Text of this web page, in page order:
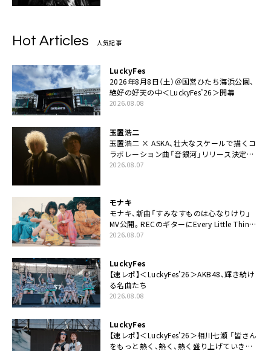
Hot Articles 人気記事
LuckyFes
2026年8月8日（土）＠国営ひたち海浜公園、
絶好の好天の中＜LuckyFes’26＞開幕
2026.08.08
玉置浩二
玉置浩二 × ASKA、壮大なスケールで描くコ
ラボレーション曲「音銀河」リリース決定。
カップリングには新曲「命の宿り」収録も
2026.08.07
モナキ
モナキ、新曲「すみなすものは心なりけり」
MV公開。RECのギターにEvery Little Thing・
伊藤一朗参加も
2026.08.07
LuckyFes
【速レポ】＜LuckyFes’26＞AKB48、輝き続け
る名曲たち
2026.08.08
LuckyFes
【速レポ】＜LuckyFes’26＞相川七瀬 「皆さん
をもっと熱く、熱く、熱く盛り上げていきま